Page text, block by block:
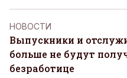
НОВОСТИ
Выпускники и
больше не будут
безработице